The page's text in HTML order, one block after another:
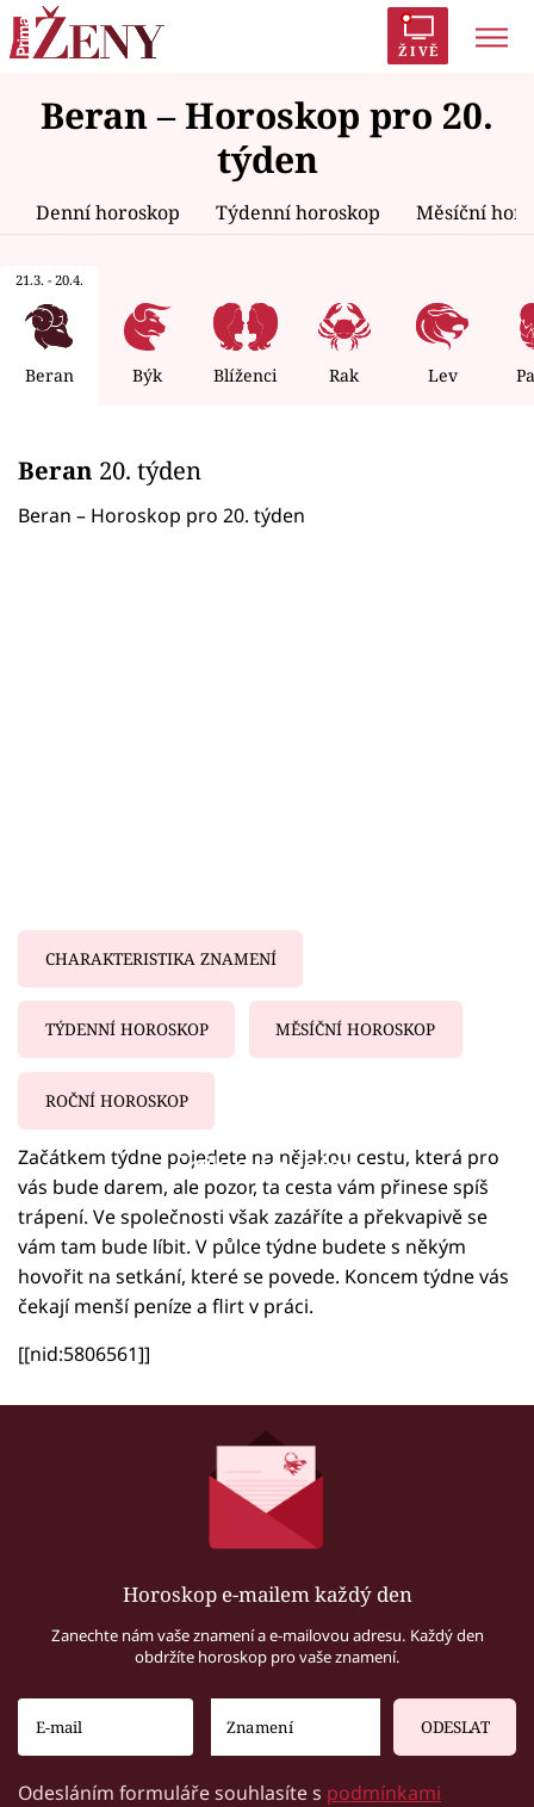
ŽIVĚ
Trendy: Polabí Inspekce Prostřeno!
AYTO?
Proměny
Témata
Celebrity
Seriály
Sledujte nás
Beran – Horoskop pro 20.
týden
Denní horoskop Týdenní horoskop Měsíční
21.3. - 20.4.
Beran Býk Blíženci Rak Lev
Beran 20. týden
Beran – Horoskop pro 20. týden
CHARAKTERISTIKA ZNAMENÍ
TÝDENNÍ HOROSKOP MĚSÍČNÍ HOROSKOP
ROČNÍ HOROSKOP
Failed to fetch
Začátkem týdne pojedete na nějakou cestu, která pro
vás bude darem, ale pozor, ta cesta vám přinese spíš
trápení. Ve společnosti však zazáříte a překvapivě se
vám tam bude líbit. V půlce týdne budete s někým
hovořit na setkání, které se povede. Koncem týdne vás
čekají menší peníze a flirt v práci.
[[nid:5806561]]
Horoskop e-mailem každý den
Zanechte nám vaše znamení a e-mailovou adresu. Každý den
obdržíte horoskop pro vaše znamení.
ODESLAT
Odesláním formuláře souhlasíte s podmínkami